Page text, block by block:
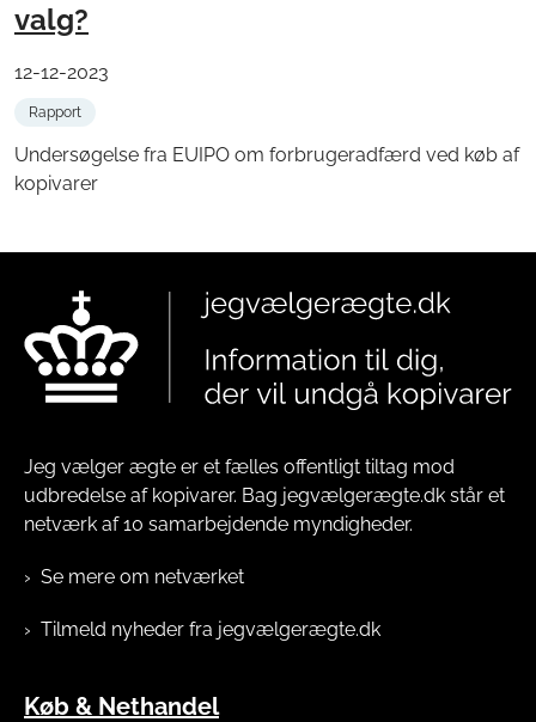
valg?
12-12-2023
Rapport
Undersøgelse fra EUIPO om forbrugeradfærd ved køb af
kopivarer
Jeg vælger ægte er et fælles offentligt tiltag mod
udbredelse af kopivarer. Bag jegvælgerægte.dk står et
netværk af 10 samarbejdende myndigheder.
Se mere om netværket
Tilmeld nyheder fra jegvælgerægte.dk
Køb & Nethandel